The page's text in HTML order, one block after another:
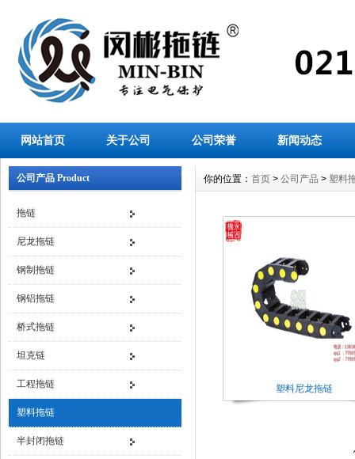
网站首页 关于公司 公司荣誉 新闻动态
公司产品 Product
拖链
尼龙拖链
钢制拖链
钢铝拖链
桥式拖链
坦克链
工程拖链
塑料拖链
半封闭拖链
你的位置： 首页 > 公司产品 > 塑料
塑料尼龙拖链